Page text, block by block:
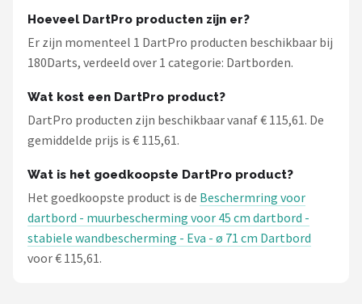
Hoeveel DartPro producten zijn er?
Er zijn momenteel 1 DartPro producten beschikbaar bij
180Darts, verdeeld over 1 categorie: Dartborden.
Wat kost een DartPro product?
DartPro producten zijn beschikbaar vanaf € 115,61. De
gemiddelde prijs is € 115,61.
Wat is het goedkoopste DartPro product?
Het goedkoopste product is de Beschermring voor
dartbord - muurbescherming voor 45 cm dartbord -
stabiele wandbescherming - Eva - ø 71 cm Dartbord
voor € 115,61.